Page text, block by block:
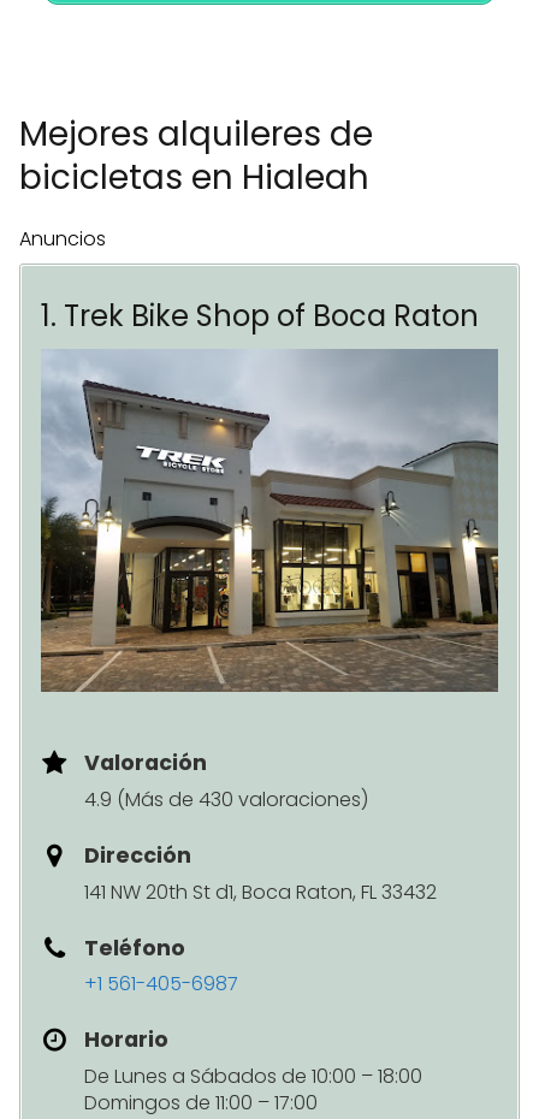
Mejores alquileres de
bicicletas en Hialeah
Anuncios
1. Trek Bike Shop of Boca Raton
Valoración
4.9 (Más de 430 valoraciones)
Dirección
141 NW 20th St d1, Boca Raton, FL 33432
Teléfono
+1 561-405-6987
Horario
De Lunes a Sábados de 10:00 – 18:00
Domingos de 11:00 – 17:00